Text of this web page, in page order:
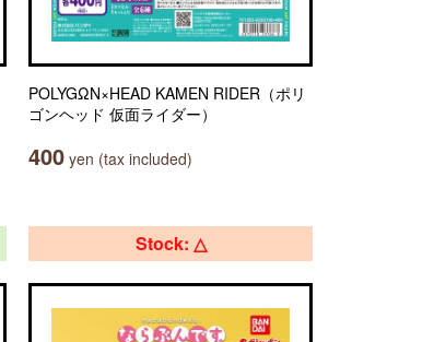
POLYGΩN×HEAD KAMEN RIDER（ポリ
ゴンヘッド 仮面ライダー）
400 yen (tax included)
Stock: △